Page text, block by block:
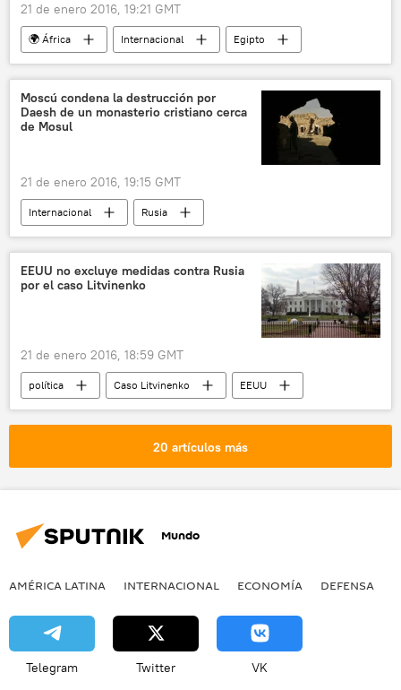
21 de enero 2016, 19:21 GMT
🌍 África Internacional
Egipto
El Cairo
noticias
Moscú condena la destrucción por
Daesh de un monasterio cristiano cerca
de Mosul
21 de enero 2016, 19:15 GMT
Internacional
Rusia
Atrocidades del Estado Islámico
Mosul
Ministerio de Asuntos Exteriores de Rusia
ISIS
noticias
EEUU no excluye medidas contra Rusia
por el caso Litvinenko
21 de enero 2016, 18:59 GMT
política Caso Litvinenko
EEUU
Reino Unido
Alexandr Litvinenko
20 artículos más
Mundo
AMÉRICA LATINA INTERNACIONAL ECONOMÍA DEFENSA
Telegram Twitter VK